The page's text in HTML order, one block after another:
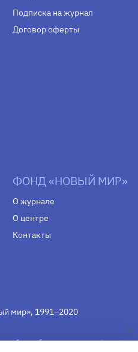
Подписка на журнал
Договор оферты
ФОНД «НОВЫЙ МИР»
О журнале
О центре
Контакты
мир», 1991–2020
службы по надзору в сфере